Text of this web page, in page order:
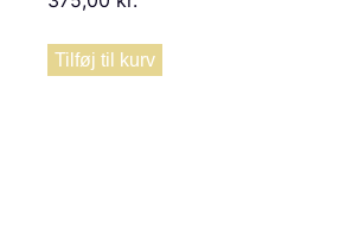
Tilføj til kurv